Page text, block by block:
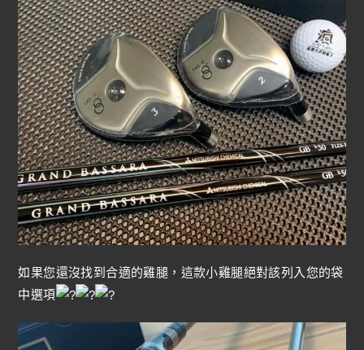
如果您還沒找到合適的雞腿，這款小雞腿絕對該列入您的袋
中選項